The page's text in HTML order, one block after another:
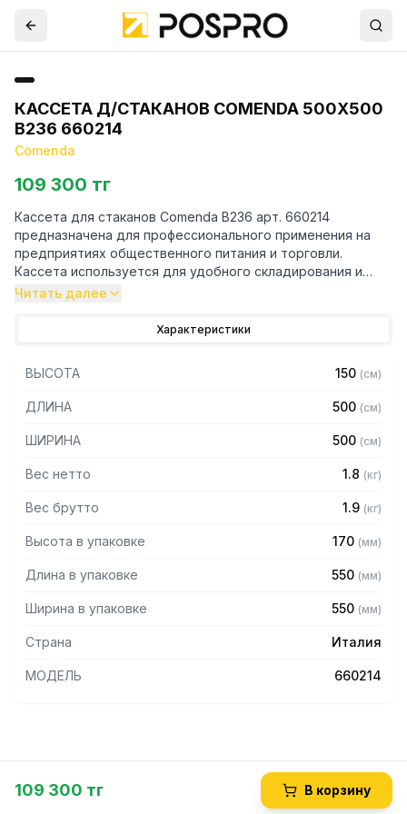
КАССЕТА Д/СТАКАНОВ COMENDA 500Х500
B236 660214
Comenda
109 300 тг
Кассета для стаканов Comenda B236 арт. 660214
предназначена для профессионального применения на
предприятиях общественного питания и торговли.
Кассета используется для удобного складирования и
последующей мойки стаканов в посудомоечной машине.
диаметром 74 мм и высотой 115-150 мм.
Внутри кассеты расположены специальные
полипропиленовые разделители, помогающие плотно
удерживать стаканы внутри и в то же время не давать им
соприкасаться. Перфорированные усиленные углы
предотвращают скопление остатков пищи.
оборудованием просим обратиться к вашим менеджерам.
Читать далее
Характеристики
ВЫСОТА 150 (см)
ДЛИНА 500 (см)
ШИРИНА 500 (см)
Вес нетто 1.8 (кг)
Вес брутто 1.9 (кг)
Высота в упаковке 170 (мм)
Длина в упаковке 550 (мм)
Ширина в упаковке 550 (мм)
Страна Италия
МОДЕЛЬ 660214
109 300 тг В корзину